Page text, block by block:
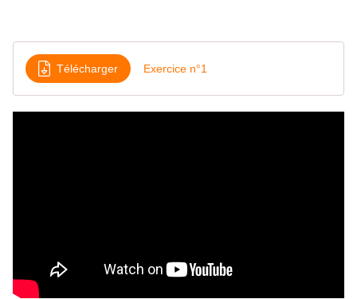
Télécharger Exercice n°1